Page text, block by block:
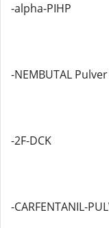
-alpha-PIHP
-NEMBUTAL Pulver
-2F-DCK
-CARFENTANIL-